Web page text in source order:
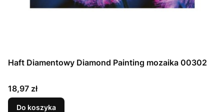
Haft Diamentowy Diamond Painting mozaika 00302
Cena
18,97 zł
Do koszyka